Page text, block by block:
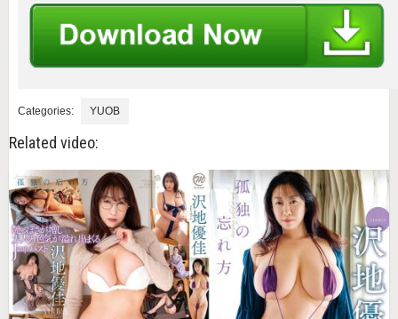
Categories: YUOB
Related video: